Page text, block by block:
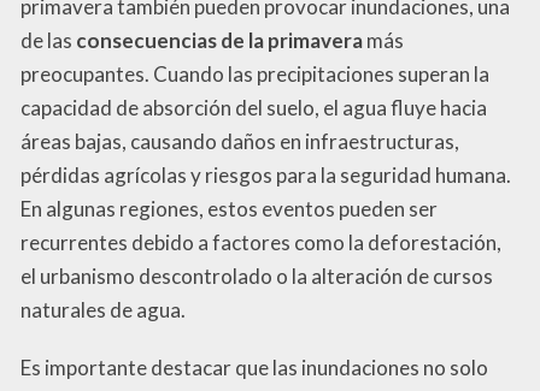
primavera también pueden provocar inundaciones, una
de las consecuencias de la primaveramás
preocupantes. Cuando las precipitaciones superan la
capacidad de absorción del suelo, el agua fluye hacia
áreas bajas, causando daños en infraestructuras,
pérdidas agrícolas y riesgos para la seguridad humana.
En algunas regiones, estos eventos pueden ser
recurrentes debido a factores como la deforestación,
el urbanismo descontrolado o la alteración de cursos
naturales de agua.
Es importante destacar que las inundaciones no solo